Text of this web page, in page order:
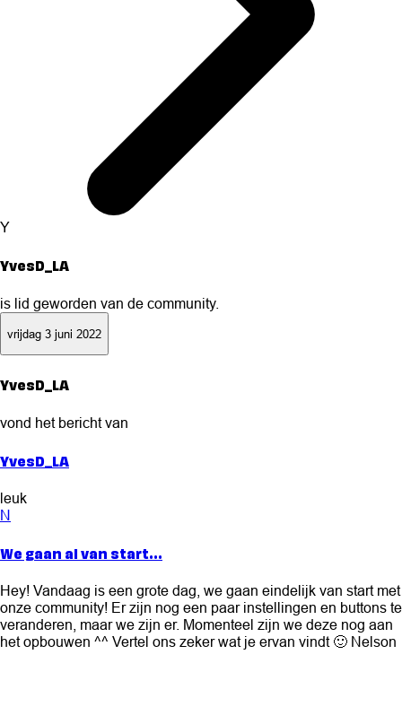
Y
YvesD_LA
is lid geworden van de community.
vrijdag 3 juni 2022
YvesD_LA
vond het bericht van
YvesD_LA
leuk
N
We gaan al van start...
Hey! Vandaag is een grote dag, we gaan eindelijk van start met
onze community! Er zijn nog een paar instellingen en buttons te
veranderen, maar we zijn er. Momenteel zijn we deze nog aan
het opbouwen ^^ Vertel ons zeker wat je ervan vindt 🙂 Nelson